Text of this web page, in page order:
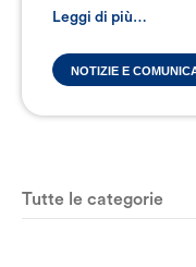
Leggi di più…
NOTIZIE E
Tutte le categorie